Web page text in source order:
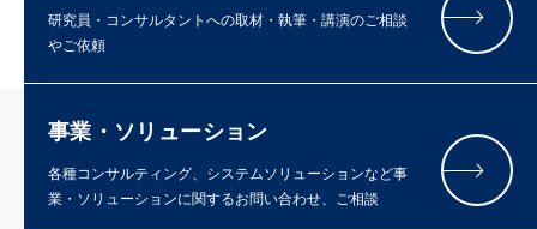
研究員・コンサルタントへの取材・執筆・講演のご相談
やご依頼
事業・ソリューション
各種コンサルティング、システムソリューションなど事
業・ソリューションに関するお問い合わせ、ご相談